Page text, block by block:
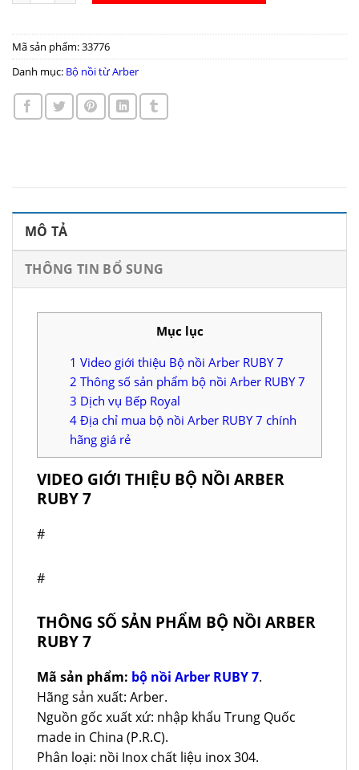
Mã sản phẩm:33776
Danh mục: Bộ nồi từ Arber
MÔ TẢ
THÔNG TIN BỔ SUNG
Mục lục
1 Video giới thiệu Bộ nồi Arber RUBY 7
2 Thông số sản phẩm bộ nồi Arber RUBY 7
3 Dịch vụ Bếp Royal
4 Địa chỉ mua bộ nồi Arber RUBY 7 chính
hãng giá rẻ
VIDEO GIỚI THIỆU BỘ NỒI ARBER
RUBY 7
#
#
THÔNG SỐ SẢN PHẨM BỘ NỒI ARBER
RUBY 7
Mã sản phẩm: bộ nồi Arber RUBY 7.
Hãng sản xuất: Arber.
Nguồn gốc xuất xứ: nhập khẩu Trung Quốc
made in China (P.R.C).
Phân loại: nồi Inox chất liệu inox 304.